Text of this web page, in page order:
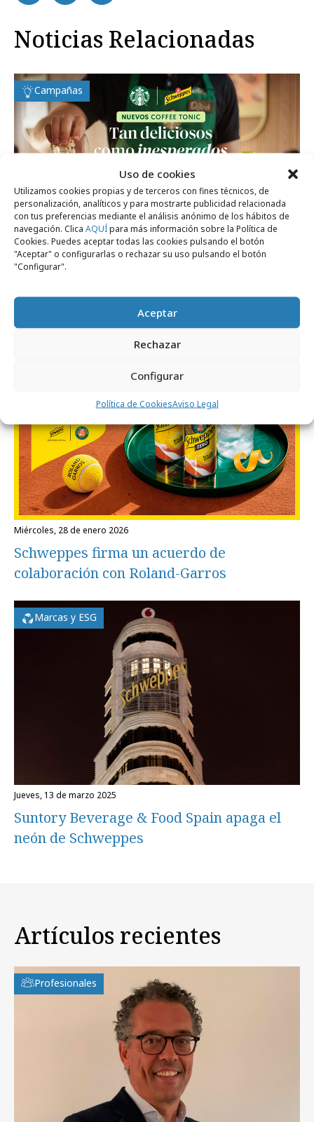
Uso de cookies
Utilizamos cookies propias y de terceros con fines técnicos, de
personalización, analíticos y para mostrarte publicidad relacionada
con tus preferencias mediante el análisis anónimo de los hábitos de
navegación. Clica AQUÍpara más información sobre la Política de
Cookies. Puedes aceptar todas las cookies pulsando el botón
"Aceptar" o configurarlas o rechazar su uso pulsando el botón
"Configurar".
Aceptar
Rechazar
Configurar
Política de CookiesAviso Legal
Noticias Relacionadas
Campañas
miércoles, 3 de junio 2026
miércoles, 28 de enero 2026
Schweppes firma un acuerdo de
colaboración con Roland-Garros
Marcas y ESG
jueves, 13 de marzo 2025
Suntory Beverage & Food Spain apaga el
neón de Schweppes
Artículos recientes
Profesionales